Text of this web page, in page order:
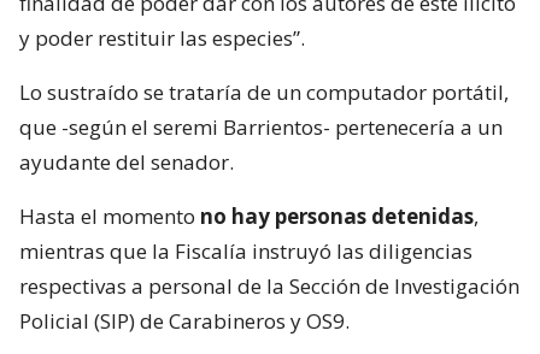
y poder restituir las especies”.
Lo sustraído se trataría de un computador portátil,
que -según el seremi Barrientos- pertenecería a un
ayudante del senador.
Hasta el momento no hay personas detenidas,
mientras que la Fiscalía instruyó las diligencias
respectivas a personal de la Sección de Investigación
Policial (SIP) de Carabineros y OS9.